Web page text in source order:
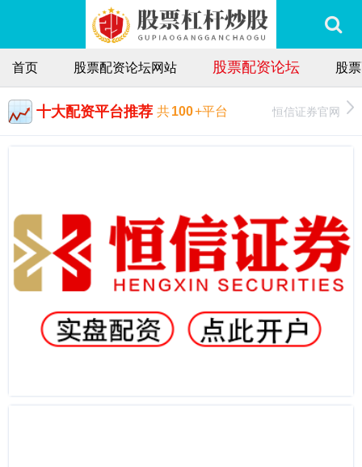
首页 股票配资论坛网站 股票配资论坛 股
十大配资平台推荐 共100+平台 恒信证券官网